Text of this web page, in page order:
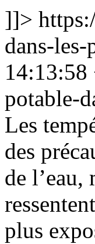
]]>
dans-
14:13:58
potable-
Les
des
de l’eau,
plus